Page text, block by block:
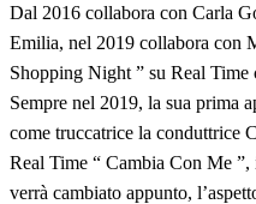
Dal 2016 collabora con Carla
Emilia, nel 2019 collabora con
Shopping Night ” su Real
Sempre nel 2019, la sua prima
come truccatrice la conduttrice
Real Time “ Cambia Con Me
verrà cambiato appunto,